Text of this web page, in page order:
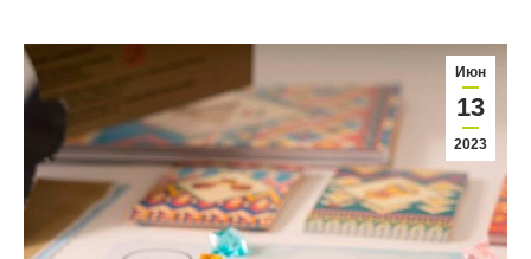
Июн
13
2023